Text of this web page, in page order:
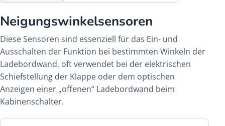
Neigungswinkelsensoren
Diese Sensoren sind essenziell für das Ein- und
Ausschalten der Funktion bei bestimmten Winkeln der
Ladebordwand, oft verwendet bei der elektrischen
Schiefstellung der Klappe oder dem optischen
Anzeigen einer „offenen“ Ladebordwand beim
Kabinenschalter.